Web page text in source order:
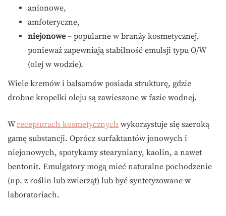
anionowe,
amfoteryczne,
niejonowe – popularne w branży kosmetycznej,
ponieważ zapewniają stabilność emulsji typu O/W
(olej w wodzie).
Wiele kremów i balsamów posiada strukturę, gdzie
drobne kropelki oleju są zawieszone w fazie wodnej.
Wrecepturach kosmetycznych wykorzystuje się szeroką
gamę substancji. Oprócz surfaktantów jonowych i
niejonowych, spotykamy stearyniany, kaolin, a nawet
bentonit. Emulgatory mogą mieć naturalne pochodzenie
(np. z roślin lub zwierząt) lub być syntetyzowane w
laboratoriach.